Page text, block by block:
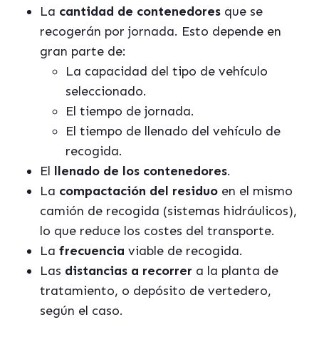
La cantidad de contenedores que se
recogerán por jornada. Esto depende en
gran parte de:
La capacidad del tipo de vehículo
seleccionado.
El tiempo de jornada.
El tiempo de llenado del vehículo de
recogida.
El llenado de los contenedores.
La compactación del residuo en el mismo
camión de recogida (sistemas hidráulicos),
lo que reduce los costes del transporte.
La frecuencia viable de recogida.
Las distancias a recorrer a la planta de
tratamiento, o depósito de vertedero,
según el caso.